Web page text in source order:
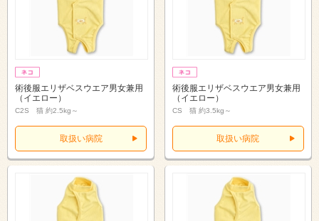
術後服エリザベスウエア男女兼用
（イエロー）
C2S 猫 約2.5kg～
取扱い病院
術後服エリザベスウエア男女兼用
（イエロー）
CS 猫 約3.5kg～
取扱い病院